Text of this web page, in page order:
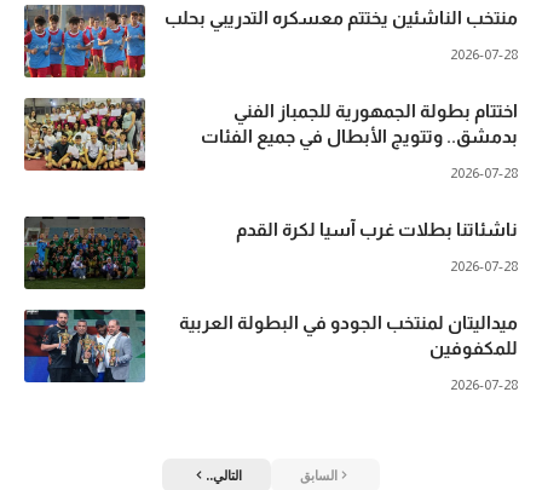
منتخب الناشئين يختتم معسكره التدريبي بحلب
2026-07-28
اختتام بطولة الجمهورية للجمباز الفني
بدمشق.. وتتويج الأبطال في جميع الفئات
2026-07-28
ناشئاتنا بطلات غرب آسيا لكرة القدم
2026-07-28
ميداليتان لمنتخب الجودو في البطولة العربية
للمكفوفين
2026-07-28
السابق التالي..